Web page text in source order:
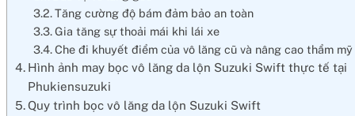
Tăng cường độ bám đảm bảo an toàn
Gia tăng sự thoải mái khi lái xe
Che đi khuyết điểm của vô lăng cũ và nâng cao thẩm mỹ
Hình ảnh may bọc vô lăng da lộn Suzuki Swift thực tế tại
Phukiensuzuki
Quy trình bọc vô lăng da lộn Suzuki Swift